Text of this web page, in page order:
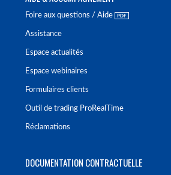
Foire aux questions / Aide
Assistance
Espace actualités
Espace webinaires
Formulaires clients
Outil de trading ProRealTime
Réclamations
DOCUMENTATION CONTRACTUELLE